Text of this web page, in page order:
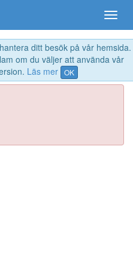
ditt besök på vår hemsida.
om du väljer att använda vår
Läs mer OK